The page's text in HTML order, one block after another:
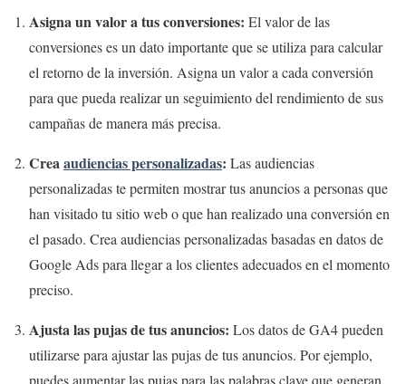
Asigna un valor a tus conversiones: El valor de las
conversiones es un dato importante que se utiliza para calcular
el retorno de la inversión. Asigna un valor a cada conversión
para que pueda realizar un seguimiento del rendimiento de sus
campañas de manera más precisa.
Creaaudiencias personalizadas: Las audiencias
personalizadas te permiten mostrar tus anuncios a personas que
han visitado tu sitio web o que han realizado una conversión en
el pasado. Crea audiencias personalizadas basadas en datos de
Google Ads para llegar a los clientes adecuados en el momento
preciso.
Ajusta las pujas de tus anuncios: Los datos de GA4 pueden
utilizarse para ajustar las pujas de tus anuncios. Por ejemplo,
puedes aumentar las pujas para las palabras clave que generan